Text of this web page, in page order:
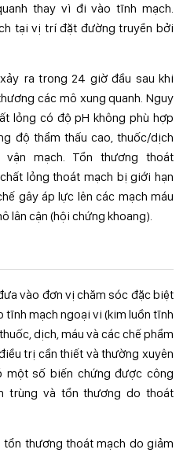
thay vì đi vào tĩnh mạch.
tại vị trí đặt đường truyền bởi
ra trong 24 giờ đầu sau khi
các mô xung quanh. Nguy
lỏng có độ pH không phù hợp
độ thẩm thấu cao, thuốc/dịch
mạch. Tổn thương thoát
lỏng thoát mạch bị giới hạn
gây áp lực lên các mạch máu
lân cận (hội chứng khoang).
vào đơn vị chăm sóc đặc biệt
mạch ngoại vi (kim luồn tĩnh
dịch, máu và các chế phẩm
trị cần thiết và thường xuyên
một số biến chứng được công
trùng và tổn thương do thoát
thương thoát mạch do giảm